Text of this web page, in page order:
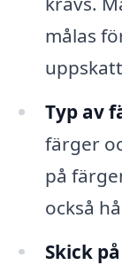
målas
Typ av
färger
på
också
Skick